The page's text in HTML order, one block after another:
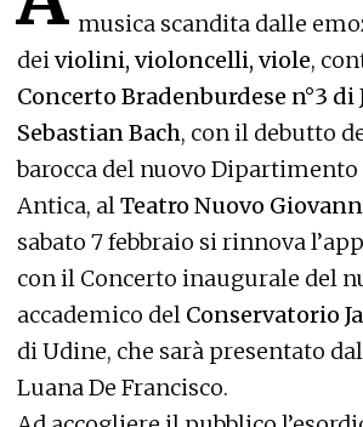
musica scandita dalle
deiviolini, violoncelli, viole,
Concerto Bradenburdese n°3 di
Sebastian Bach, con il debutto
barocca del nuovo
Antica, alTeatro Nuovo
sabato 7 febbraio si rinnova
con il Concerto inaugurale del
accademico del Conservatorio
di Udine, che sarà presentato
Luana De Francisco.